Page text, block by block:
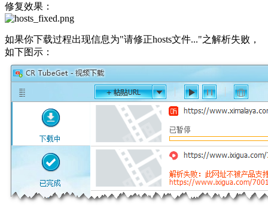
修复效果：
如果你下载过程出现信息为"请修正hosts文件..."之解析失败，
如下图示：